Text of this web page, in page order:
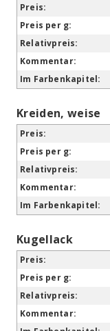
Kreiden, weise
Kugellack